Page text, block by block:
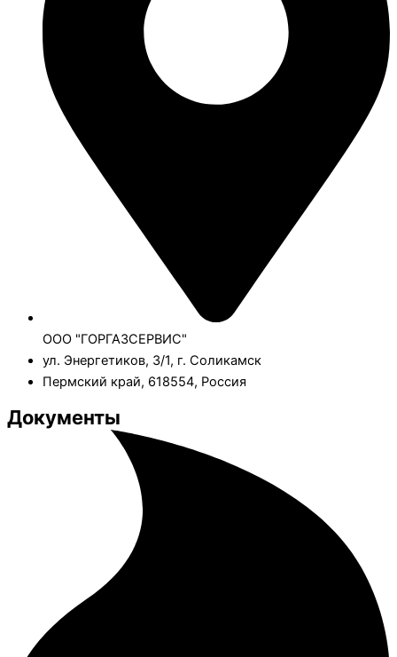
ООО "ГОРГАЗСЕРВИС"
ул. Энергетиков, 3/1, г. Соликамск
Пермский край, 618554, Россия
Документы